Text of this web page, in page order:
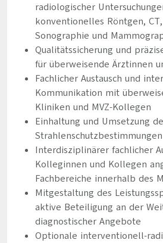
radiologischer
konventionelles Röntgen,
Sonographie und
Qualitätssicherung und
für überweisende Ärztinnen
Fachlicher Austausch und
Kommunikation mit
Kliniken und MVZ-Kollegen
Einhaltung und Umsetzung
Strahlenschutzbestimmungen
Interdisziplinärer fachlicher
Kolleginnen und Kollegen
Fachbereiche innerhalb des
Mitgestaltung des
aktive Beteiligung an der
diagnostischer Angebote
Optionale interventionell-